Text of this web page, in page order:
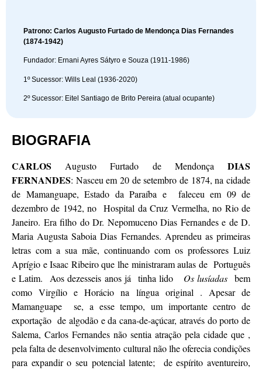
Patrono: Carlos Augusto Furtado de Mendonça Dias Fernandes
(1874-1942)
Fundador: Ernani Ayres Sátyro e Souza (1911-1986)
1º Sucessor: Wills Leal (1936-2020)
2º Sucessor: Eitel Santiago de Brito Pereira (atual ocupante)
BIOGRAFIA
CARLOSAugusto Furtado de MendonçaDIAS
FERNANDES: Nasceu em 20 de setembro de 1874, na cidade
de Mamanguape, Estado da Paraíba e faleceu em 09 de
dezembro de 1942, no Hospital da Cruz Vermelha, no Rio de
Janeiro. Era filho do Dr. Nepomuceno Dias Fernandes e de D.
Maria Augusta Saboia Dias Fernandes. Aprendeu as primeiras
letras com a sua mãe, continuando com os professores Luiz
Aprígio e Isaac Ribeiro que lhe ministraram aulas de Português
e Latim. Aos dezesseis anos já tinha lido
Os lusíadas bem
como Virgílio e Horácio na língua original . Apesar de
Mamanguape se, a esse tempo, um importante centro de
exportação de algodão e da cana-de-açúcar, através do porto de
Salema, Carlos Fernandes não sentia atração pela cidade que ,
pela falta de desenvolvimento cultural não lhe oferecia condições
para expandir o seu potencial latente; de espírito aventureiro,